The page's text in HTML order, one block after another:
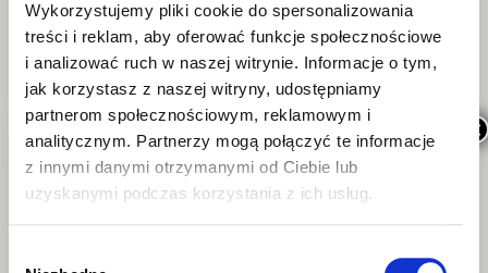
Wykorzystujemy pliki cookie do spersonalizowania
treści i reklam, aby oferować funkcje społecznościowe
i analizować ruch w naszej witrynie. Informacje o tym,
jak korzystasz z naszej witryny, udostępniamy
partnerom społecznościowym, reklamowym i
analitycznym. Partnerzy mogą połączyć te informacje
z innymi danymi otrzymanymi od Ciebie lub
uzyskanymi podczas korzystania z ich usług.
Kategorie
Porady
Przepisy
×